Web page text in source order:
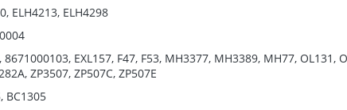
ELH4213, ELH4298
8671000103, EXL157, F47, F53, MH3377, MH3389, MH77, OL131,
ZP3507, ZP507C, ZP507E
BC1305